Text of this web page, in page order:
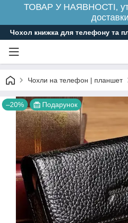
ТОВАР У НАЯВНОСТІ,
Чохол книжка для телефону та
Чохли на телефон | планшет
–20% Подарунок